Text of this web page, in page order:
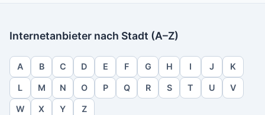
Internetanbieter nach Stadt (A–Z)
A B C D E F G H I J K
L M N O P Q R S T U V
W X Y Z